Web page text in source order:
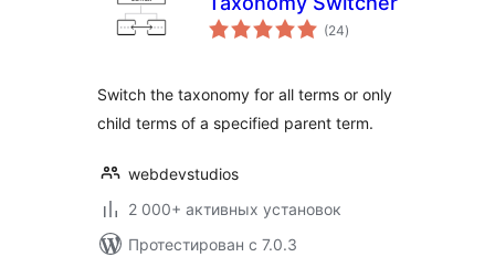
(24общий
рейтинг
)
Switch the taxonomy for all terms or only
child terms of a specified parent term.
webdevstudios
2 000+ активных установок
Протестирован с 7.0.3